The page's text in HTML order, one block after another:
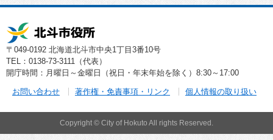
〒049-0192 北海道北斗市中央1丁目3番10号
TEL：0138-73-3111（代表）
開庁時間：月曜日～金曜日（祝日・年末年始を除く）8:30～17:00
お問い合わせ 著作権・免責事項・リンク 個人情報の取り扱い
Copyright © City of Hokuto All rights Reserved.